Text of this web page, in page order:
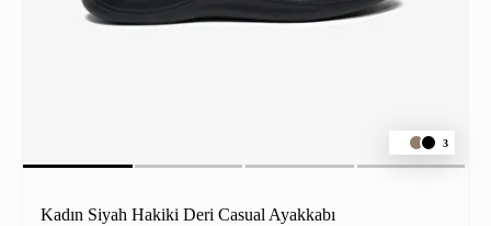
3
Kadın Siyah Hakiki Deri Casual Ayakkabı